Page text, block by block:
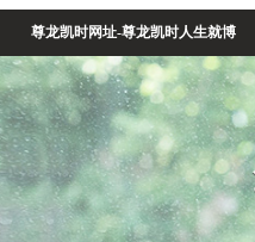
尊龙凯时网址-尊龙凯时人生就博